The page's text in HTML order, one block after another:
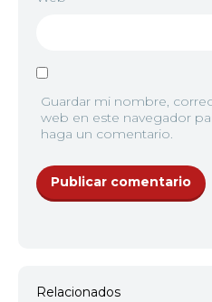
Guardar mi nombre,
web en este navegador
haga un comentario.
Relacionados